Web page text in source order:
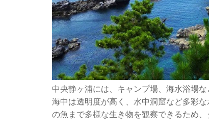
中央静ヶ浦には、キャンプ場、海水浴場な
海中は透明度が高く、水中洞窟など多彩
の魚まで多様な生き物を観察できるため